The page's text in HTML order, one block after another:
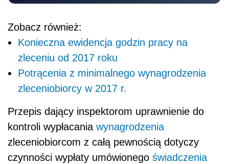
Zobacz również:
Konieczna ewidencja godzin pracy na
zleceniu od 2017 roku
Potrącenia z minimalnego wynagrodzenia
zleceniobiorcy w 2017 r.
Przepis dający inspektorom uprawnienie do
kontroli wypłacania wynagrodzenia
zleceniobiorcom z całą pewnością dotyczy
czynności wypłaty umówionego świadczenia